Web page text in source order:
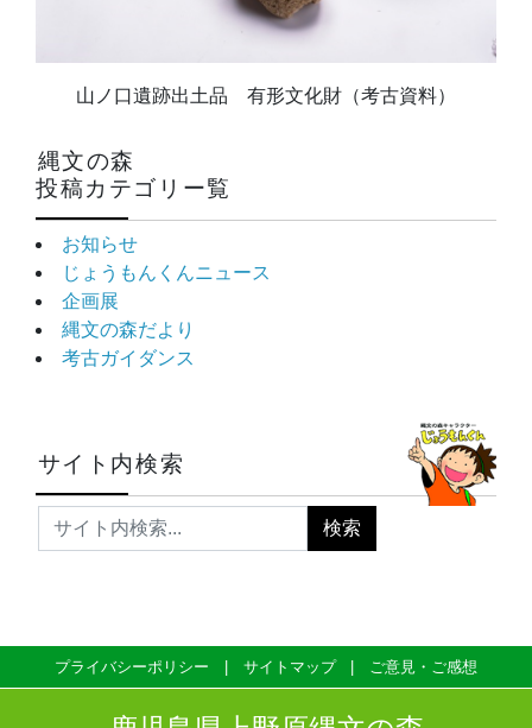
縄文の森
投稿カテゴリー覧
お知らせ
じょうもんくんニュース
企画展
縄文の森だより
考古ガイダンス
サイト内検索
山ノ口遺跡出土品 有形文化財（考古資料）
プライバシーポリシー サイトマップ ご意見・ご感想